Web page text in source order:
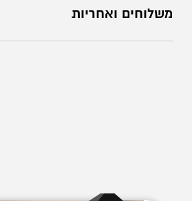
משלוחים ואחריות